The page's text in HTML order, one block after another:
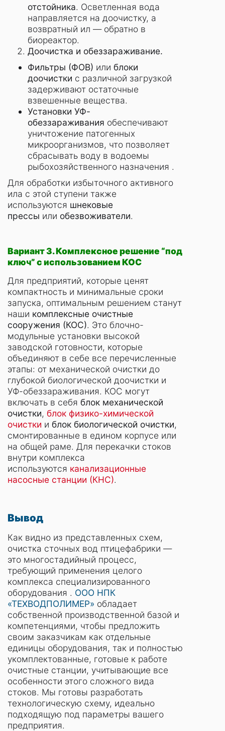
отстойника. Осветленная вода
направляется на доочистку, а
возвратный ил — обратно в
биореактор.
Доочистка и обеззараживание.
Фильтры (ФОВ) или блоки
доочистки с различной загрузкой
задерживают остаточные
взвешенные вещества.
Установки УФ-
обеззараживания обеспечивают
уничтожение патогенных
микроорганизмов, что позволяет
сбрасывать воду в водоемы
рыбохозяйственного назначения .
Для обработки избыточного активного
ила с этой ступени также
используются шнековые
прессы или обезвоживатели.
Вариант 3. Комплексное решение “под
ключ” с использованием КОС
Для предприятий, которые ценят
компактность и минимальные сроки
запуска, оптимальным решением станут
наши комплексные очистные
сооружения (КОС). Это блочно-
модульные установки высокой
заводской готовности, которые
объединяют в себе все перечисленные
этапы: от механической очистки до
глубокой биологической доочистки и
УФ-обеззараживания. КОС могут
включать в себя блок механической
очистки, блок физико-химической
очистки и блок биологической очистки,
смонтированные в едином корпусе или
на общей раме. Для перекачки стоков
внутри комплекса
используются канализационные
насосные станции (КНС).
Вывод
Как видно из представленных схем,
очистка сточных вод птицефабрики —
это многостадийный процесс,
требующий применения целого
комплекса специализированного
оборудования . ООО НПК
«ТЕХВОДПОЛИМЕР» обладает
собственной производственной базой и
компетенциями, чтобы предложить
своим заказчикам как отдельные
единицы оборудования, так и полностью
укомплектованные, готовые к работе
очистные станции, учитывающие все
особенности этого сложного вида
стоков. Мы готовы разработать
технологическую схему, идеально
подходящую под параметры вашего
предприятия.